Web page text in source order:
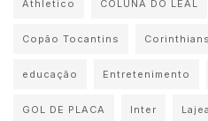
Athletico COLUNA DO LEAL
Copão Tocantins Corinthians
educação Entretenimento
GOL DE PLACA Inter